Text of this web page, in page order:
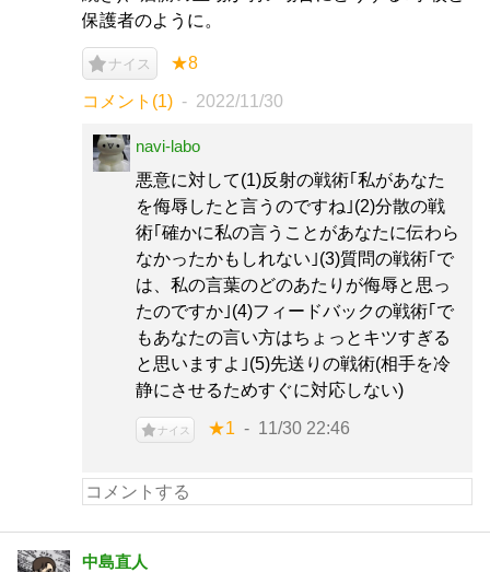
保護者のように。
ナイス ★8
コメント(1) 2022/11/30
navi-labo
悪意に対して(1)反射の戦術｢私があなた
を侮辱したと言うのですね｣(2)分散の戦
術｢確かに私の言うことがあなたに伝わら
なかったかもしれない｣(3)質問の戦術｢で
は、私の言葉のどのあたりが侮辱と思っ
たのですか｣(4)フィードバックの戦術｢で
もあなたの言い方はちょっとキツすぎる
と思いますよ｣(5)先送りの戦術(相手を冷
静にさせるためすぐに対応しない)
ナイス ★1 11/30 22:46
中島直人